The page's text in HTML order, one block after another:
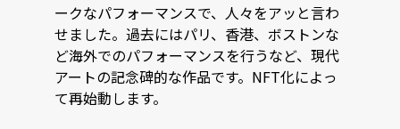
ークなパフォーマンスで、人々をアッと言わ
せました。過去にはパリ、香港、ボストンな
ど海外でのパフォーマンスを行うなど、現代
アートの記念碑的な作品です。NFT化によっ
て再始動します。